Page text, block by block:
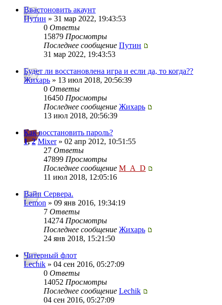
Ввастоновить акаунт
Путин » 31 мар 2022, 19:43:53
0 Ответы
15879 Просмотры
Последнее сообщение Путин
31 мар 2022, 19:43:53
Будет ли восстановлена игра и если да, то когда??
Жихарь » 13 июл 2018, 20:56:39
0 Ответы
16450 Просмотры
Последнее сообщение Жихарь
13 июл 2018, 20:56:39
Как восстановить пароль?
1,2 Mixer» 02 апр 2012, 10:51:55
27 Ответы
47899 Просмотры
Последнее сообщение M_A_D
11 июл 2018, 12:05:16
Вайп Сервера.
Lemon » 09 янв 2016, 19:34:19
7 Ответы
14274 Просмотры
Последнее сообщение Жихарь
24 янв 2018, 15:21:50
Читерный флот
Lechik » 04 сен 2016, 05:27:09
0 Ответы
14052 Просмотры
Последнее сообщение Lechik
04 сен 2016, 05:27:09